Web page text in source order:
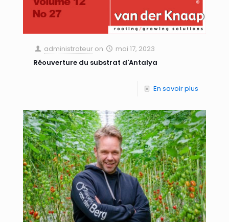
administrateur on
mai 17, 2023
Réouverture du substrat d'Antalya
En savoir plus